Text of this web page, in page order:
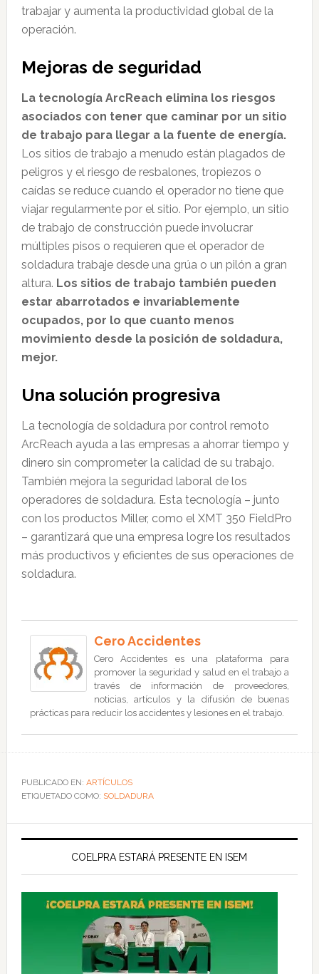
trabajar y aumenta la productividad global de la
operación.
Mejoras de seguridad
La tecnología ArcReach elimina los riesgos
asociados con tener que caminar por un sitio
de trabajo para llegar a la fuente de energía.
Los sitios de trabajo a menudo están plagados de
peligros y el riesgo de resbalones, tropiezos o
caídas se reduce cuando el operador no tiene que
viajar regularmente por el sitio. Por ejemplo, un sitio
de trabajo de construcción puede involucrar
múltiples pisos o requieren que el operador de
soldadura trabaje desde una grúa o un pilón a gran
altura. Los sitios de trabajo también pueden
estar abarrotados e invariablemente
ocupados, por lo que cuanto menos
movimiento desde la posición de soldadura,
mejor.
Una solución progresiva
La tecnología de soldadura por control remoto
ArcReach ayuda a las empresas a ahorrar tiempo y
dinero sin comprometer la calidad de su trabajo.
También mejora la seguridad laboral de los
operadores de soldadura. Esta tecnología – junto
con los productos Miller, como el XMT 350 FieldPro
– garantizará que una empresa logre los resultados
más productivos y eficientes de sus operaciones de
soldadura.
Cero Accidentes
Cero Accidentes es una plataforma para
promover la seguridad y salud en el trabajo a
través de información de proveedores,
noticias, artículos y la difusión de buenas
prácticas para reducir los accidentes y lesiones en el trabajo.
PUBLICADO EN: ARTÍCULOS
ETIQUETADO COMO: SOLDADURA
COELPRA ESTARÁ PRESENTE EN ISEM